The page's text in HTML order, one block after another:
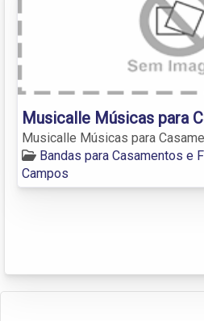
Musicalle Músicas para
Musicalle Músicas para
Bandas para Casamentos e
Campos